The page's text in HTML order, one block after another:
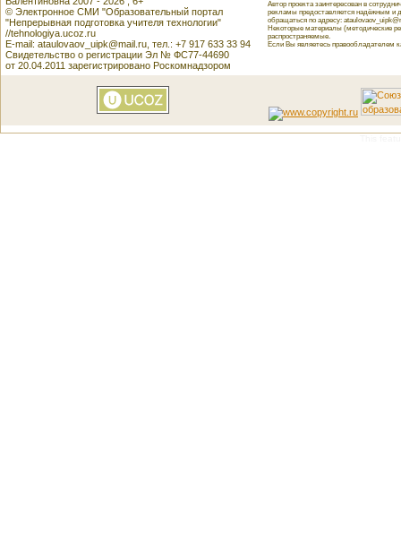
© Электронное СМИ "Образовательный портал
"Непрерывная подготовка учителя технологии"
//tehnologiya.ucoz.ru
E-mail: ataulovaov_uipk@mail.ru, тел.: +7 917 633 33 94
Свидетельство о регистрации Эл № ФС77-44690
от 20.04.2011 зарегистрировано Роскомнадзором
Автор проекта заинтересован в
рекламы предоставляется надёжным и
обращаться по адресу:
Некоторые материалы (методические
распространяемые.
Если Вы являетесь правообладателем